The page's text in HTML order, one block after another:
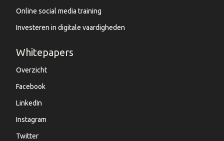
Online social media training
Investeren in digitale vaardigheden
Whitepapers
Overzicht
Facebook
LinkedIn
Instagram
Twitter